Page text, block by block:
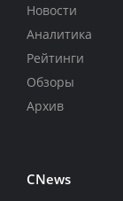
Новости
Аналитика
Рейтинги
Обзоры
Архив
CNews